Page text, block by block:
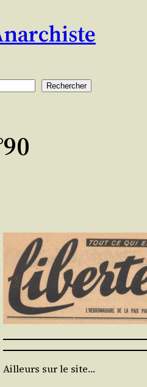
Rechercher
Ailleurs sur le site…